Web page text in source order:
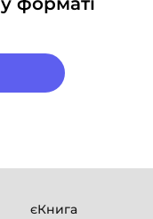
єКнига